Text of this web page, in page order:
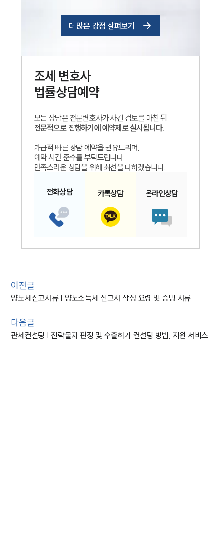
더 많은 강점 살펴보기
조세 변호사
법률상담예약
모든 상담은 전문변호사가 사건 검토를 마친 뒤
전문적으로 진행하기에 예약제로 실시됩니다.
가급적 빠른 상담 예약을 권유드리며,
예약 시간 준수를 부탁드립니다.
만족스러운 상담을 위해 최선을 다하겠습니다.
전화상담 카톡상담 온라인상담
이전글
양도세신고서류 | 양도소득세 신고서 작성 요령 및 증빙 서류
다음글
관세컨설팅 | 전략물자 판정 및 수출허가 컨설팅 방법, 지원 서비스